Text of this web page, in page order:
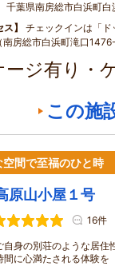
千葉県南房総市白浜町白
ス
チェックインは「
南房総市白浜町滝口
ージ有り・
この施
間で至福のひと時
原山小屋１号
16件
自身の別荘のような居住
間に心満たされる体験を